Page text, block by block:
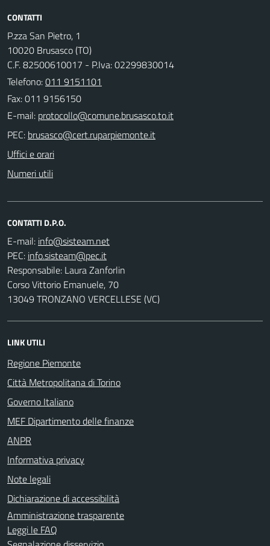
CONTATTI
P.zza San Pietro, 1
10020 Brusasco (TO)
C.F. 82500610017 - P.Iva: 02299830014
Telefono:011 9151101
Fax: 011 9156150
E-mail:
PEC:
Uffici e orari
Numeri utili
CONTATTI D.P.O.
E-mail:
PEC:
Responsabile: Laura Zanforlin
Corso Vittorio Emanuele, 70
13049 TRONZANO VERCELLESE (VC)
LINK UTILI
Regione Piemonte
Città Metropolitana di Torino
Governo Italiano
MEF Dipartimento delle finanze
ANPR
Informativa privacy
Note legali
Dichiarazione di accessibilità
Amministrazione trasparente
Leggi le FAQ